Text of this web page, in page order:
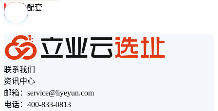
周边配套
联系我们
资讯中心
邮箱：service@liyeyun.com
电话：400-833-0813